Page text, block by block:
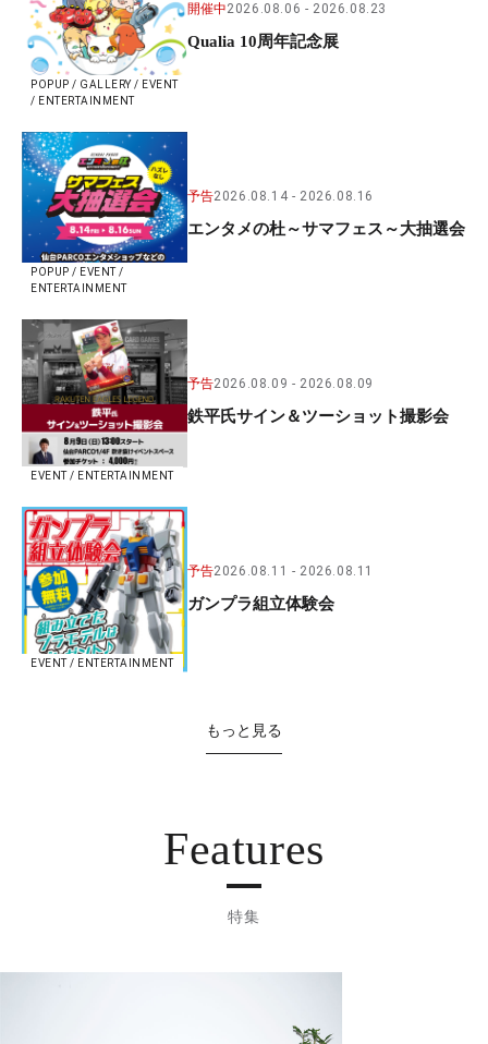
POPUP / GALLERY / EVENT
/ ENTERTAINMENT
開催中2026.08.06 2026.08.23
Qualia 10周年記念展
POPUP / EVENT /
ENTERTAINMENT
予告2026.08.14 2026.08.16
エンタメの杜～サマフェス～大抽選会
EVENT / ENTERTAINMENT
予告2026.08.09 2026.08.09
鉄平氏サイン＆ツーショット撮影会
EVENT / ENTERTAINMENT
予告2026.08.11 2026.08.11
ガンプラ組立体験会
もっと見る
Features
特集